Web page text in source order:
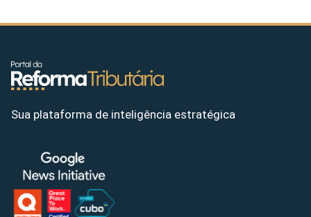
Sua plataforma de inteligência estratégica